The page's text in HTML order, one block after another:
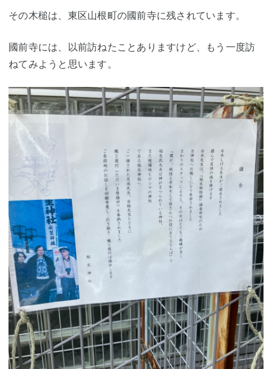
その木槌は、東区山根町の國前寺に残されています。
國前寺には、以前訪ねたことありますけど、もう一度訪
ねてみようと思います。